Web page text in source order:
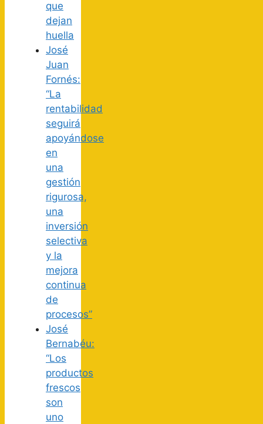
que
dejan
huella
José
Juan
Fornés:
“La
rentabilidad
seguirá
apoyándose
en
una
gestión
rigurosa,
una
inversión
selectiva
y la
mejora
continua
de
procesos”
José
Bernabéu:
“Los
productos
frescos
son
uno